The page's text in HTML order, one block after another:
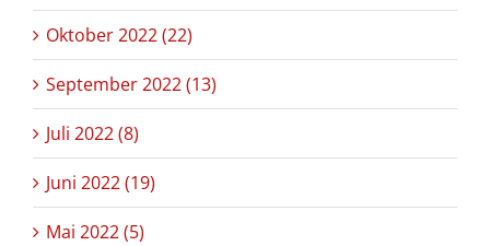
Oktober 2022 (22)
September 2022 (13)
Juli 2022 (8)
Juni 2022 (19)
Mai 2022 (5)